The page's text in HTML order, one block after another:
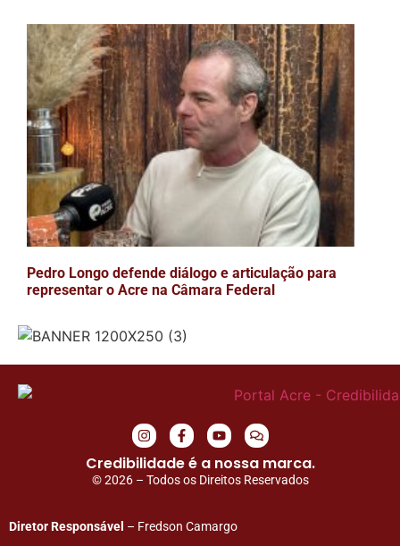
Pedro Longo defende diálogo e articulação para
representar o Acre na Câmara Federal
Credibilidade é a nossa marca.
© 2026 – Todos os Direitos Reservados
Diretor Responsável – Fredson Camargo